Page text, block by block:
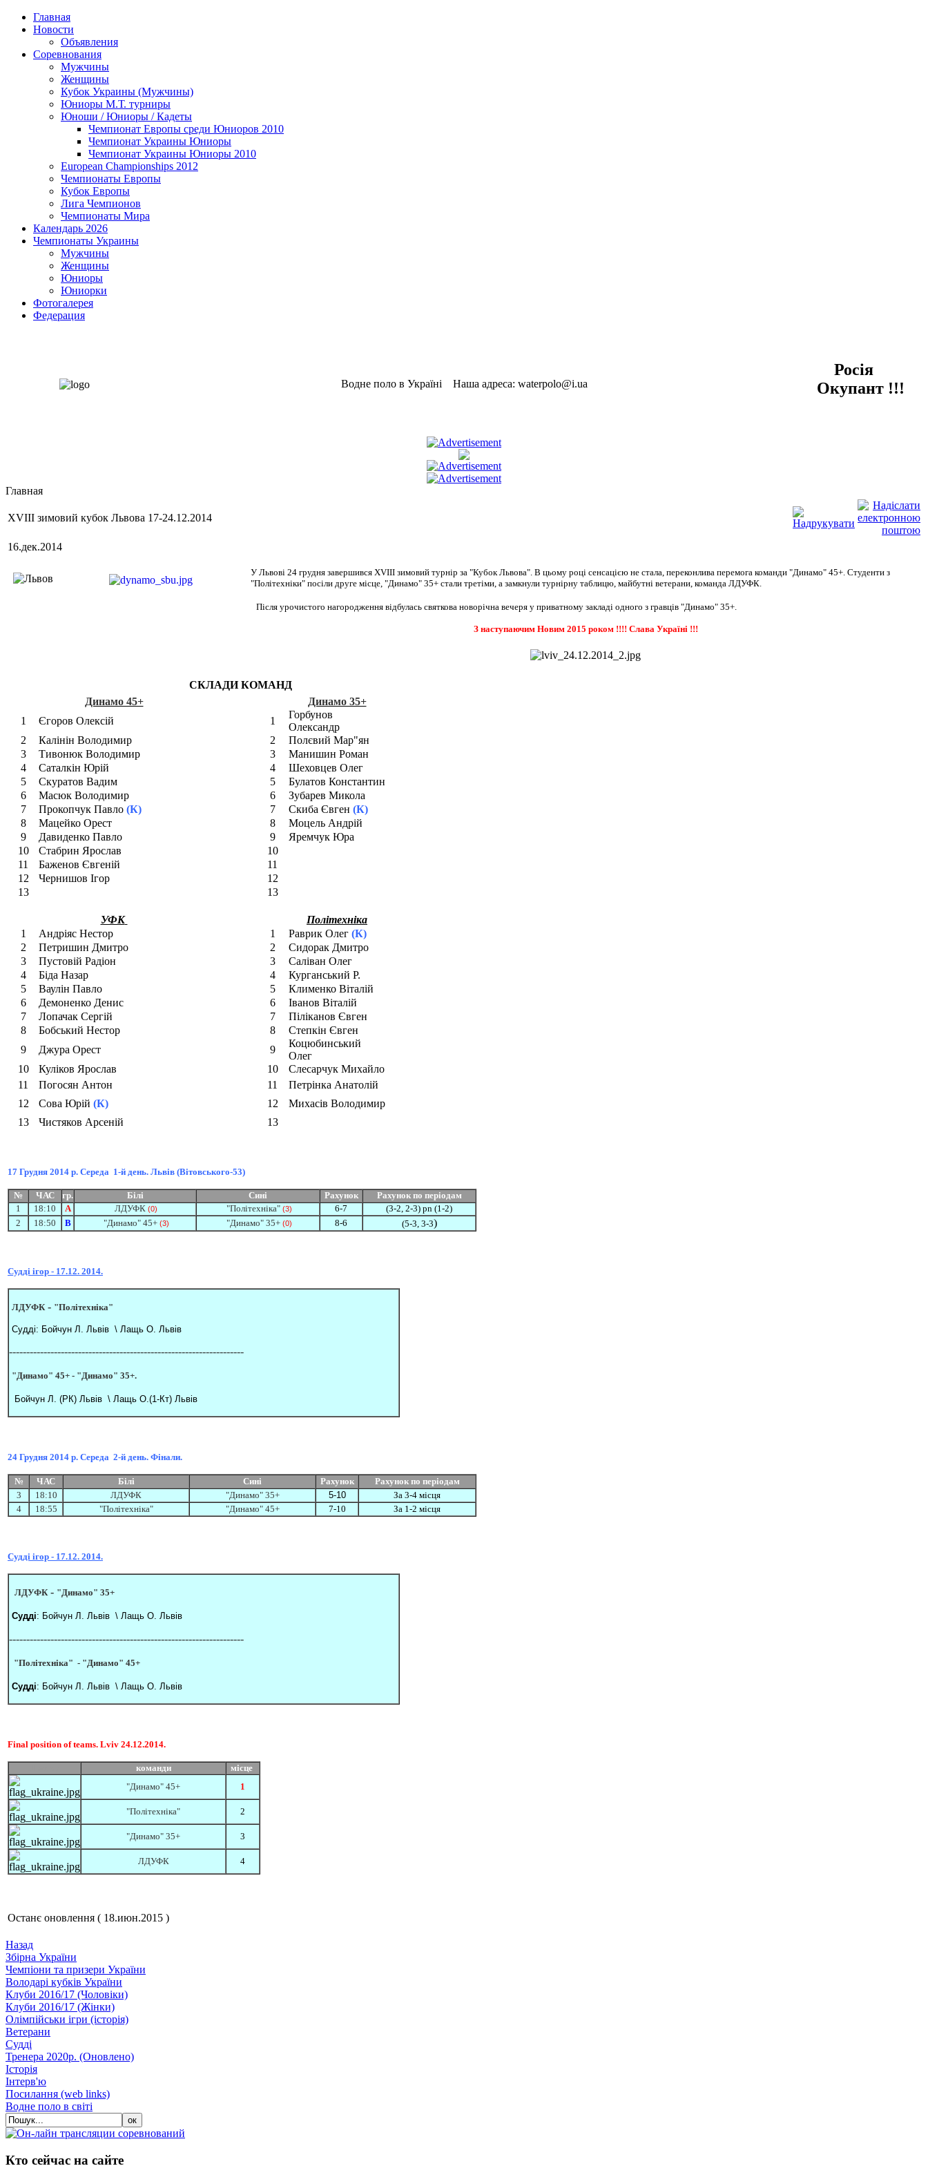
Главная
Новости
Объявления
Соревнования
Мужчины
Женщины
Кубок Украины (Мужчины)
Юниоры М.Т. турниры
Юноши / Юниоры / Кадеты
Чемпионат Европы среди Юниоров 2010
Чемпионат Украины Юниоры
Чемпионат Украины Юниоры 2010
European Championships 2012
Чемпионаты Европы
Кубок Европы
Лига Чемпионов
Чемпионаты Мира
Календарь 2026
Чемпионаты Украины
Мужчины
Женщины
Юниоры
Юниорки
Фотогалерея
Федерация
Водне поло в Україні Наша адреса: waterpolo@i.ua
Росія
Окупант !!!
Главная
XVIII зимовий кубок Львова 17-24.12.2014
16.дек.2014
У Львові 24 грудня завершився XVIII зимовий турнір за "Кубок Львова". В цьому році сенсацією не стала, переконлива перемога команди "Динамо" 45+. Студенти з
"Політехніки" посіли друге місце, "Динамо" 35+ стали третіми, а замкнули турнірну таблицю, майбутні ветерани, команда ЛДУФК.
Після урочистого нагородження відбулась святкова новорічна вечеря у приватному закладі одного з гравців "Динамо" 35+.
З наступаючим Новим 2015 роком !!!! Слава Україні !!!
СКЛАДИ КОМАНД
Динамо 45+
Динамо 35+
1
Єгоров Олексій 1
Горбунов
Олександр
2
Калінін Володимир 2
Полєвий Мар"ян
3
Тивонюк Володимир 3
Манишин Роман
4
Саталкін Юрій 4
Шеховцев Олег
5
Скуратов Вадим 5
Булатов Константин
6
Масюк Володимир 6
Зубарев Микола
7
Прокопчук Павло (К) 7 Скиба Євген (К)
8
Мацейко Орест 8
Моцель Андрій
9
Давиденко Павло 9
Яремчук Юра
10
Стабрин Ярослав
10
11
Баженов Євгеній
11
12
Чернишов Ігор
12
13
13
УФК
Політехніка
1
Андріяс Нестор 1 Раврик Олег (К)
2
Петришин Дмитро 2
Сидорак Дмитро
3
Пустовій Радіон 3
Саліван Олег
4
Біда Назар 4
Курганський Р.
5
Ваулін Павло 5
Клименко Віталій
6
Демоненко Денис 6
Іванов Віталій
7
Лопачак Сергій 7
Піліканов Євген
8
Бобський Нестор 8
Степкін Євген
9
Джура Орест 9
Коцюбинський
Олег
10
Куліков Ярослав 10
Слесарчук Михайло
11
Погосян Антон 11
Петрінка Анатолій
12
Сова Юрій (К) 12
Михасів Володимир
13
Чистяков Арсеній 13
17 Грудня 2014 р. Середа 1-й день. Львів (Вітовського-53)
№ ЧАС гр. Білі Сині Рахунок
Рахунок по періодам
1
18:10 А ЛДУФК (0) "Політехніка" (3) 6-7
(3-2, 2-3) pn (1-2)
2
18:50 В "Динамо" 45+(3) "Динамо" 35+ (0) 8-6 (5-3, 3-3)
Судді ігор - 17.12. 2014.
ЛДУФК - "Політехніка"
Судді: Бойчун Л. Львів \ Лащь О. Львів
--------------------------------------------------------------------
"Динамо" 45+ - "Динамо" 35+.
Бойчун Л. (РК) Львів \ Лащь О.(1-Кт) Львів
24 Грудня 2014 р. Середа 2-й день. Фінали.
№ ЧАС Білі Сині Рахунок
Рахунок по періодам
3
18:10 ЛДУФК "Динамо" 35+ 5-10
За 3-4 місця
4
18:55 "Політехніка" "Динамо" 45+ 7-10 За 1-2 місця
Судді ігор - 17.12. 2014.
ЛДУФК - "Динамо" 35+
Судді: Бойчун Л. Львів \ Лащь О. Львів
--------------------------------------------------------------------
"Політехніка" - "Динамо" 45+
Судді: Бойчун Л. Львів \ Лащь О. Львів
Final position of teams. Lviv 24.12.2014.
команди
місце
"Динамо" 45+
1
"Політехніка" 2
"Динамо" 35+ 3
ЛДУФК 4
Останє оновлення ( 18.июн.2015 )
Назад
Збiрна України
Чемпіони та призери України
Володарі кубків України
Клуби 2016/17 (Чоловiки)
Клуби 2016/17 (Жiнки)
Олімпійськи ігри (історія)
Ветерани
Судді
Тренера 2020р. (Оновлено)
Історія
Iнтерв'ю
Посилання (web links)
Водне поло в світі
Кто сейчас на сайте